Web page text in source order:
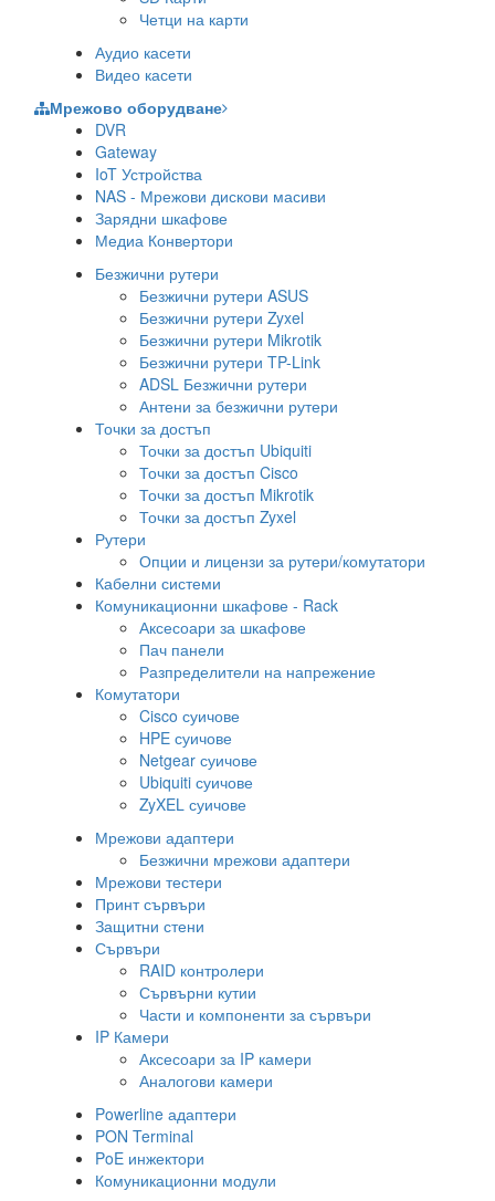
Четци на карти
Аудио касети
Видео касети
Мрежово оборудване
DVR
Gateway
IoT Устройства
NAS - Мрежови дискови масиви
Зарядни шкафове
Медиа Конвертори
Безжични рутери
Безжични рутери ASUS
Безжични рутери Zyxel
Безжични рутери Mikrotik
Безжични рутери TP-Link
ADSL Безжични рутери
Антени за безжични рутери
Точки за достъп
Точки за достъп Ubiquiti
Точки за достъп Cisco
Точки за достъп Mikrotik
Точки за достъп Zyxel
Рутери
Опции и лицензи за рутери/комутатори
Кабелни системи
Комуникационни шкафове - Rack
Аксесоари за шкафове
Пач панели
Разпределители на напрежение
Комутатори
Cisco суичове
HPE суичове
Netgear суичове
Ubiquiti суичове
ZyXEL суичове
Мрежови адаптери
Безжични мрежови адаптери
Мрежови тестери
Принт сървъри
Защитни стени
Сървъри
RAID контролери
Сървърни кутии
Части и компоненти за сървъри
IP Камери
Аксесоари за IP камери
Аналогови камери
Powerline адаптери
PON Terminal
PoE инжектори
Комуникационни модули